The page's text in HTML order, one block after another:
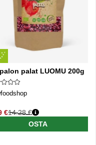
palat LUOMU 200g
€ hinta
14.28 €
OSTA